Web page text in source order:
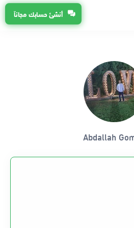
أنشئ حسابك مجاناً
Abdallah